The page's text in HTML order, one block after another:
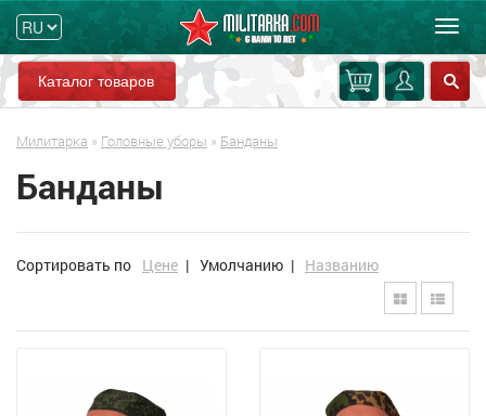
Каталог товаров
Милитарка » Головные уборы » Банданы
Банданы
Сортировать по Цене | Умолчанию | Названию